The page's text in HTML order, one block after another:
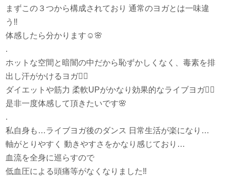
まずこの３つから構成されており 通常のヨガとは一味違
う ‼️
体感したら分かります ☺️ 🌸
.
ホットな空間と暗闇の中だから恥ずかしくなく、毒素を排
出し汗がかけるヨガ🧘‍♀️
ダイエットや筋力 柔軟UPがかなり効果的なライブヨガ🧘‍♀️
是非一度体感して頂きたいです🌸
.
私自身も…ライブヨガ後のダンス 日常生活が楽になり…
軸がとりやすく 動きやすさをかなり感じており…
血流を全身に巡らすので
低血圧による頭痛等がなくなりました‼️